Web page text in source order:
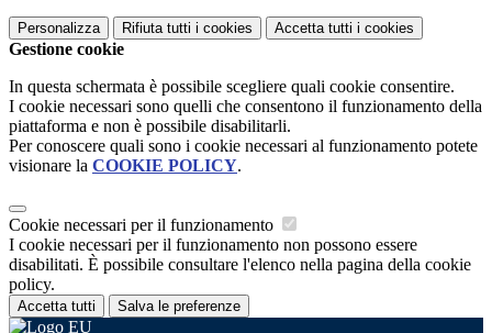
Personalizza Rifiuta tutti i cookies Accetta tutti i cookies
Gestione cookie
In questa schermata è possibile scegliere quali cookie consentire.
I cookie necessari sono quelli che consentono il funzionamento della
piattaforma e non è possibile disabilitarli.
Per conoscere quali sono i cookie necessari al funzionamento potete
visionare la COOKIE POLICY.
Cookie necessari per il funzionamento
I cookie necessari per il funzionamento non possono essere
disabilitati. È possibile consultare l'elenco nella pagina della cookie
policy.
Accetta tutti Salva le preferenze